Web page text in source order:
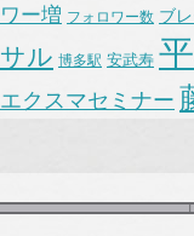
ワー増 フォロワー数 ブ
サル 博多駅 安武寿
エクスマセミナー